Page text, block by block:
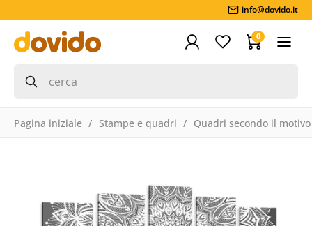
info@dovido.it
0
Pagina iniziale Stampe e quadri Quadri secondo il motivo